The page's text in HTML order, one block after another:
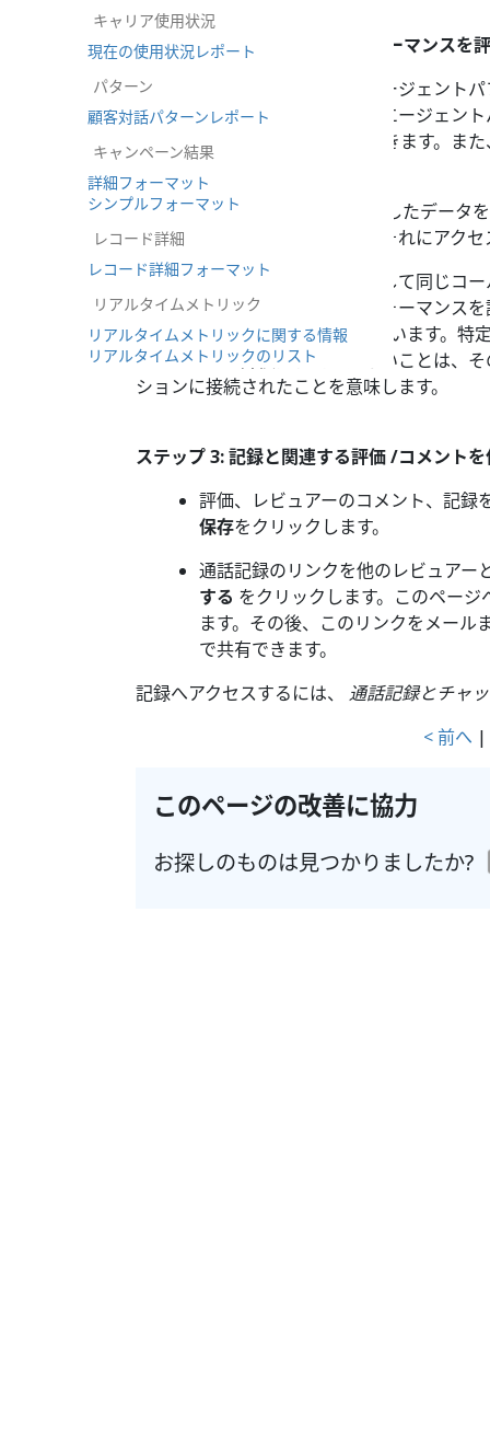
ステップ 2: エージェントパフォーマンスを
コンタクトセンターの設定でエージェント
いる場合、選択したコール中のエージェン
いずれかにおいて1〜9で評価できます。ま
トを入力することもできます。
評価ボタンをクリックし、入力したデータ
トは保存され、他のユーザーもそれにアクセ
コールの全てのセグメントに対して同じコ
処理した各エージェントのパフォーマンス
は、次へ および前へボタンを使います。特
ジにコールの評価カテゴリがないことは、
ションに接続されたことを意味します。
ステップ 3: 記録と関連する評価 /コメント
評価、レビュアーのコメント、記
保存をクリックします。
通話記録のリンクを他のレビュアー
する をクリックします。このペー
ます。その後、このリンクをメール
で共有できます。
記録へアクセスするには、 通話記録とチャ
< 前へ |
このページの改善に協力
お探しのものは見つかりましたか?
キャリア使用状況
現在の使用状況レポート
パターン
顧客対話パターンレポート
キャンペーン結果
詳細フォーマット
シンプルフォーマット
レコード詳細
レコード詳細フォーマット
リアルタイムメトリック
リアルタイムメトリックに関する情報
リアルタイムメトリックのリスト